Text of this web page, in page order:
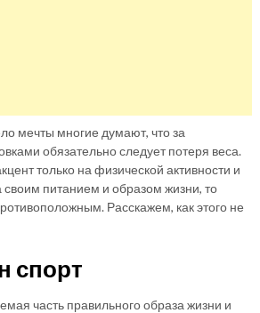
мечты многие думают, что за
обязательно следует потеря веса.
только на физической активности и
своим питанием и образом жизни, то
Расскажем, как этого не
спорт
часть правильного образа жизни и